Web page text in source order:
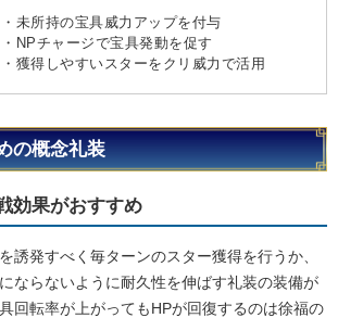
・未所持の宝具威力アップを付与
・NPチャージで宝具発動を促す
・獲得しやすいスターをクリ威力で活用
の概念礼装
効果がおすすめ
誘発すべく毎ターンのスター獲得を行うか、
ならないように耐久性を伸ばす礼装の装備が
回転率が上がってもHPが回復するのは徐福の